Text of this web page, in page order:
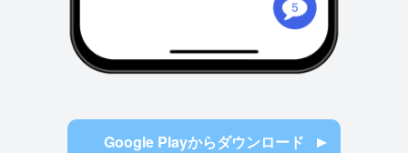
Google Playからダウンロード